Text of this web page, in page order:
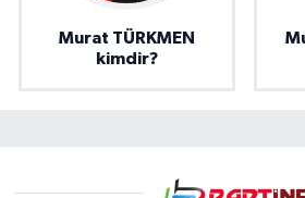
Murat TÜRKMEN
kimdir?